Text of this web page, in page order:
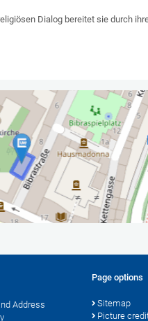
Dialog bereitet sie durch
Address
Page options
Sitemap
Picture